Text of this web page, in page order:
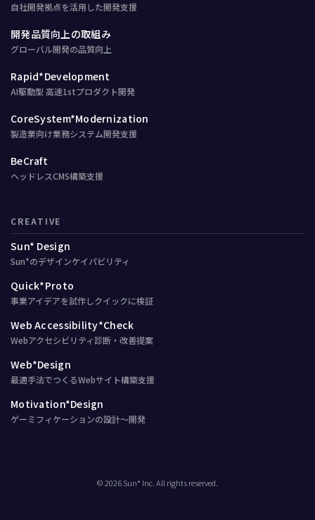
自社開発拠点を活用した開発支援
開発品質向上の取組み
グローバル開発の品質向上
Rapid*Development
AI駆動型 高速1stプロダクト開発
CoreSystem*Modernization
製造業向け業務システム開発支援
BeCraft
ヘッドレスCMS構築支援
CREATIVE
Sun* Design
Sun*のデザインケイパビリティ
Quick*Proto
事業アイデアを試作しクイックに検証
Web Accessibility*Check
Webアクセシビリティ診断・改善提案
Web*Design
最適手法でつくるWebサイト構築支援
Motivation*Design
ゲーミフィケーションの設計〜開発
© 2026 Sun* Inc. All rights reserved.